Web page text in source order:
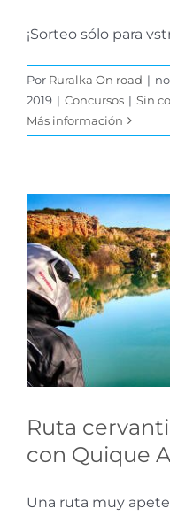
¡Sorteo sólo para
Por Ruralka On road |
2019 | Concursos | Sin
Más información
Ruta
Ruta
con Quique
Una ruta muy